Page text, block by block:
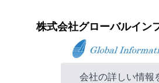
株式会社グローバルイン
会社の詳しい情報